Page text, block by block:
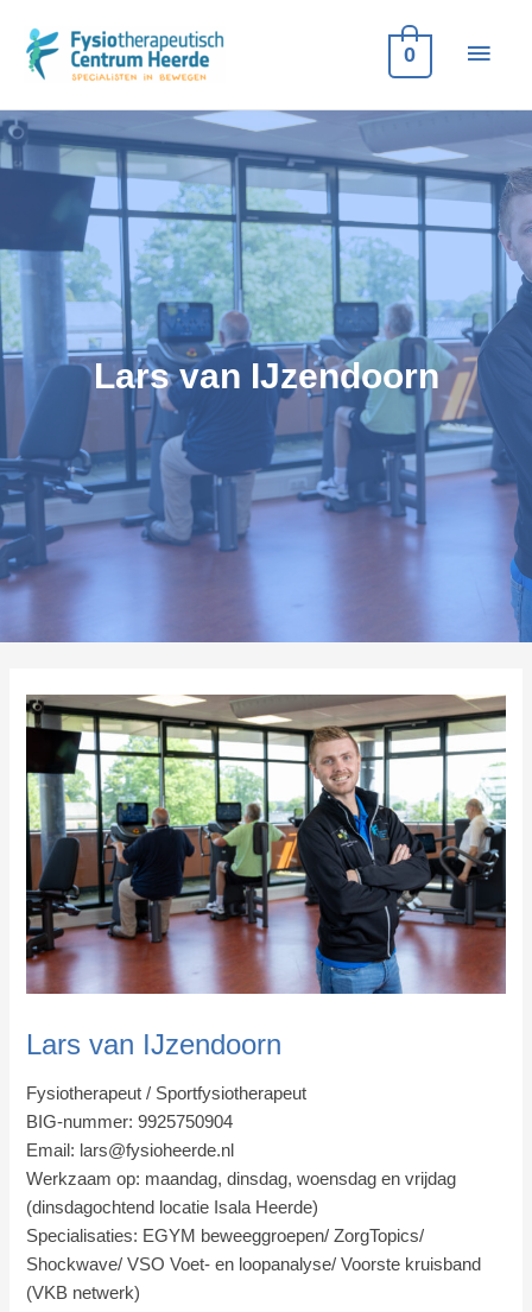
naar
0
Lars van IJzendoorn
Lars van IJzendoorn
Fysiotherapeut / Sportfysiotherapeut
BIG-nummer: 9925750904
Email: lars@fysioheerde.nl
Werkzaam op: maandag, dinsdag, woensdag en vrijdag
(dinsdagochtend locatie Isala Heerde)
Specialisaties: EGYM beweeggroepen/ ZorgTopics/
Shockwave/ VSO Voet- en loopanalyse/ Voorste kruisband
(VKB netwerk)